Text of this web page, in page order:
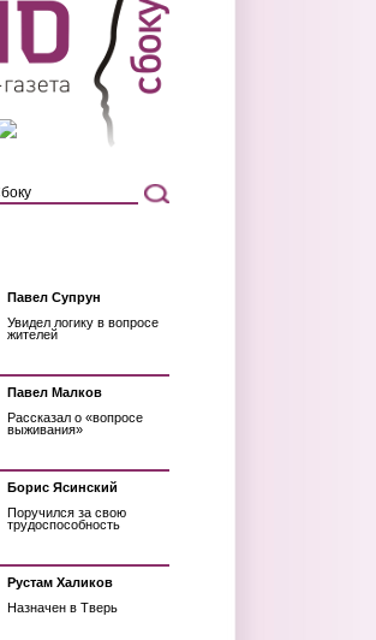
Павел Супрун
Увидел логику в вопросе
жителей
Павел Малков
Рассказал о «вопросе
выживания»
Борис Ясинский
Поручился за свою
трудоспособность
Рустам Халиков
Назначен в Тверь